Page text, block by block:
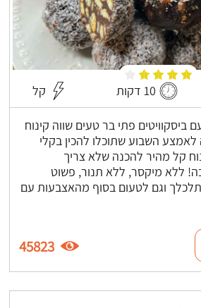
10 דקות קל
ביסקוויטים פתי בר טעים שווה קינוח
לאמצע השבוע שתוכלו להכין בקלי
קל מהיר להכנה שלא צריך
ללא מיקסר, ללא תנור, פשוט
וגם לטעום בסוף מהאצבעות עם
45823